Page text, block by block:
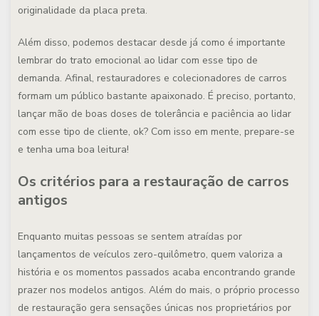
originalidade da placa preta.
Além disso, podemos destacar desde já como é importante
lembrar do trato emocional ao lidar com esse tipo de
demanda. Afinal, restauradores e colecionadores de carros
formam um público bastante apaixonado. É preciso, portanto,
lançar mão de boas doses de tolerância e paciência ao lidar
com esse tipo de cliente, ok? Com isso em mente, prepare-se
e tenha uma boa leitura!
Os critérios para a restauração de carros
antigos
Enquanto muitas pessoas se sentem atraídas por
lançamentos de veículos zero-quilômetro, quem valoriza a
história e os momentos passados acaba encontrando grande
prazer nos modelos antigos. Além do mais, o próprio processo
de restauração gera sensações únicas nos proprietários por